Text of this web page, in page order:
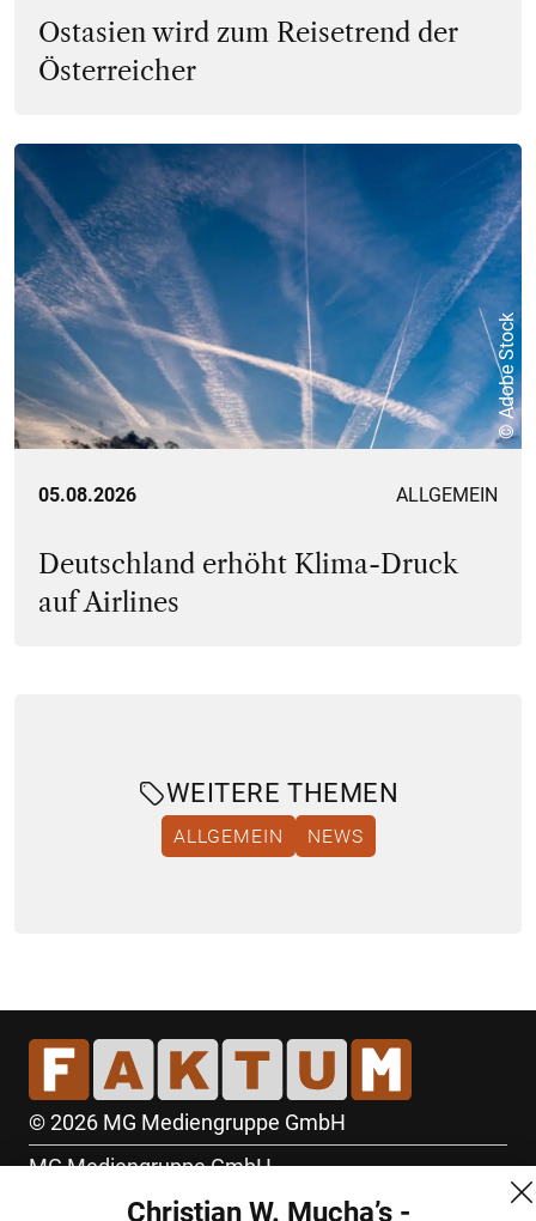
Ostasien wird zum Reisetrend der
Österreicher
© Adobe Stock
05.08.2026 ALLGEMEIN
Deutschland erhöht Klima-Druck
auf Airlines
WEITERE THEMEN
ALLGEMEIN NEWS
© 2026 MG Mediengruppe GmbH
MG Mediengruppe GmbH
Burgring 1/7Christian W. Mucha’s -